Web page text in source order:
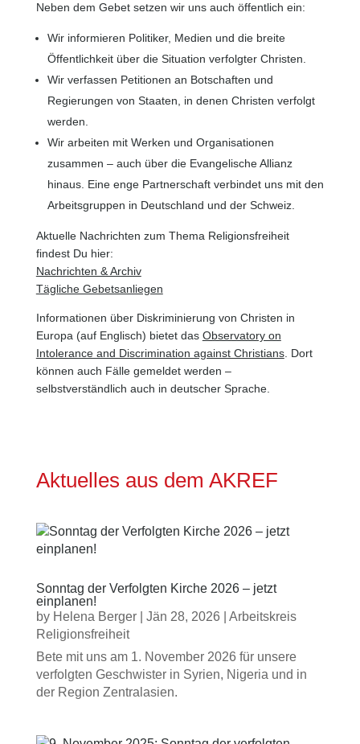
Neben dem Gebet setzen wir uns auch öffentlich ein:
Wir informieren Politiker, Medien und die breite
Öffentlichkeit über die Situation verfolgter Christen.
Wir verfassen Petitionen an Botschaften und
Regierungen von Staaten, in denen Christen verfolgt
werden.
Wir arbeiten mit Werken und Organisationen
zusammen – auch über die Evangelische Allianz
hinaus. Eine enge Partnerschaft verbindet uns mit den
Arbeitsgruppen in Deutschland und der Schweiz.
Aktuelle Nachrichten zum Thema Religionsfreiheit
findest Du hier:
Nachrichten & Archiv
Tägliche Gebetsanliegen
Informationen über Diskriminierung von Christen in
Europa (auf Englisch) bietet das Observatory on
Intolerance and Discrimination against Christians. Dort
können auch Fälle gemeldet werden –
selbstverständlich auch in deutscher Sprache.
Aktuelles aus dem AKREF
Sonntag der Verfolgten Kirche 2026 – jetzt
einplanen!
by Helena Berger| Jän 28, 2026
Arbeitskreis
Religionsfreiheit
Bete mit uns am 1. November 2026 für unsere
verfolgten Geschwister in Syrien, Nigeria und in
der Region Zentralasien.